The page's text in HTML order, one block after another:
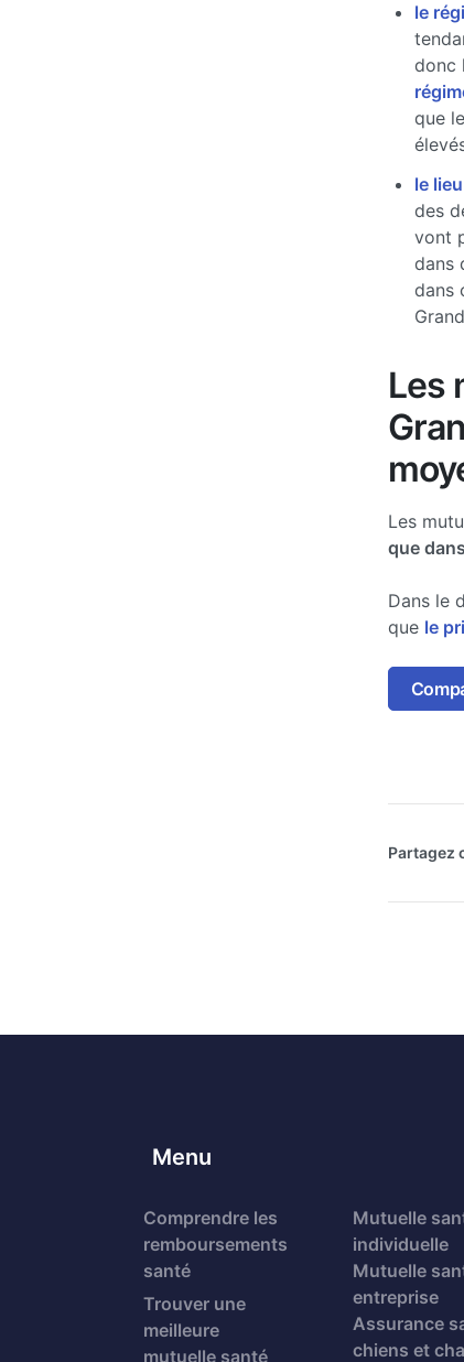
le
donc
que
le
des
vont
dans
dans
Grand
Les
Les
que
Dans le
que le
Partagez
Menu
Comprendre les
remboursements
santé
Trouver une
meilleure
mutuelle santé
Mutuelle
individuelle
Mutuelle
entreprise
Assurance
chiens et